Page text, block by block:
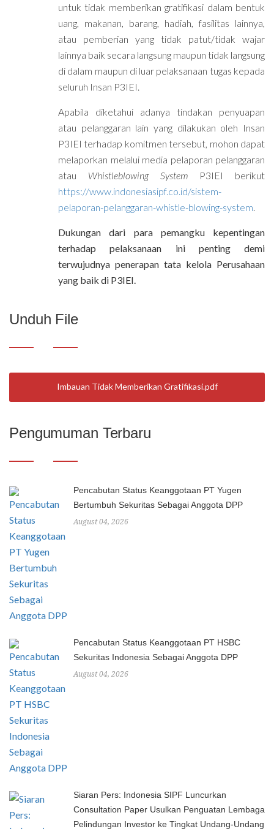
untuk tidak memberikan gratifikasi dalam bentuk
uang, makanan, barang, hadiah, fasilitas lainnya,
atau pemberian yang tidak patut/tidak wajar
lainnya baik secara langsung maupun tidak langsung
di dalam maupun di luar pelaksanaan tugas kepada
seluruh Insan P3IEI.
Apabila diketahui adanya tindakan penyuapan
atau pelanggaran lain yang dilakukan oleh Insan
P3IEI terhadap komitmen tersebut, mohon dapat
melaporkan melalui media pelaporan pelanggaran
atau Whistleblowing System
P3IEI berikut
https://www.indonesiasipf.co.id/sistem-
pelaporan-pelanggaran-whistle-blowing-system.
Dukungan dari para pemangku kepentingan
terhadap pelaksanaan ini penting demi
terwujudnya penerapan tata kelola Perusahaan
yang baik di P3IEI.
Unduh File
Imbauan Tidak Memberikan Gratifikasi
Pengumuman Terbaru
Pencabutan Status Keanggotaan PT Yugen
Bertumbuh Sekuritas Sebagai Anggota DPP
August 04, 2026
Pencabutan Status Keanggotaan PT HSBC
Sekuritas Indonesia Sebagai Anggota DPP
August 04, 2026
Siaran Pers: Indonesia SIPF Luncurkan
Consultation Paper Usulkan Penguatan Lembaga
Pelindungan Investor ke Tingkat Undang-Undang